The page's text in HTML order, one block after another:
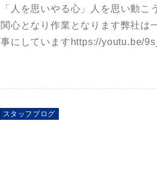
「人を思いやる心」人を思い動
関心となり作業となります弊社は
事にしていますhttps://youtu.be/
スタッフブログ